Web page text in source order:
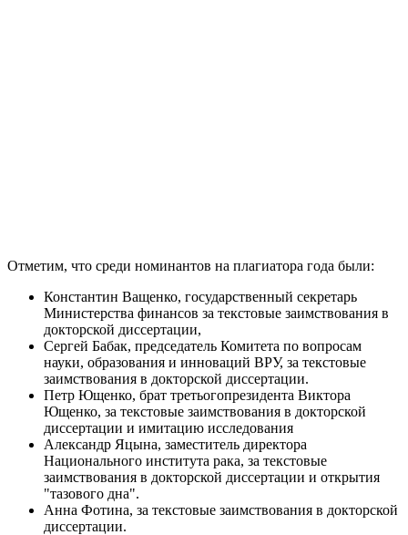
Отметим, что среди номинантов на плагиатора года были:
Константин Ващенко, государственный секретарь
Министерства финансов за текстовые заимствования в
докторской диссертации,
Сергей Бабак, председатель Комитета по вопросам
науки, образования и инноваций ВРУ, за текстовые
заимствования в докторской диссертации.
Петр Ющенко, брат третьогопрезидента Виктора
Ющенко, за текстовые заимствования в докторской
диссертации и имитацию исследования
Александр Яцына, заместитель директора
Национального института рака, за текстовые
заимствования в докторской диссертации и открытия
"тазового дна".
Анна Фотина, за текстовые заимствования в докторской
диссертации.